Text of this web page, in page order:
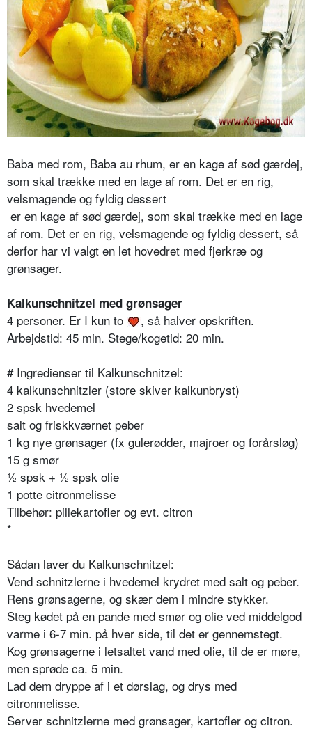
Baba med rom, Baba au rhum, er en kage af sød gærdej,
som skal trække med en lage af rom. Det er en rig,
velsmagende og fyldig dessert
er en kage af sød gærdej, som skal trække med en lage
af rom. Det er en rig, velsmagende og fyldig dessert, så
derfor har vi valgt en let hovedret med fjerkræ og
grønsager.
Kalkunschnitzel med grønsager
4 personer. Er I kun to
, så halver opskriften.
Arbejdstid: 45 min. Stege/kogetid: 20 min.
# Ingredienser til Kalkunschnitzel:
4 kalkunschnitzler (store skiver kalkunbryst)
2 spsk hvedemel
salt og friskkværnet peber
1 kg nye grønsager (fx gulerødder, majroer og forårsløg)
15 g smør
½ spsk + ½ spsk olie
1 potte citronmelisse
Tilbehør: pillekartofler og evt. citron
*
Sådan laver du Kalkunschnitzel:
Vend schnitzlerne i hvedemel krydret med salt og peber.
Rens grønsagerne, og skær dem i mindre stykker.
Steg kødet på en pande med smør og olie ved middelgod
varme i 6-7 min. på hver side, til det er gennemstegt.
Kog grønsagerne i letsaltet vand med olie, til de er møre,
men sprøde ca. 5 min.
Lad dem dryppe af i et dørslag, og drys med
citronmelisse.
Server schnitzlerne med grønsager, kartofler og citron.